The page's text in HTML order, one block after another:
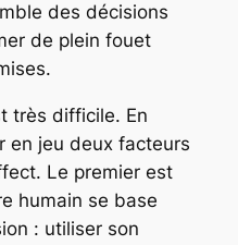
des décisions
de plein fouet
très difficile. En
en jeu deux facteurs
Le premier est
humain se base
: utiliser son